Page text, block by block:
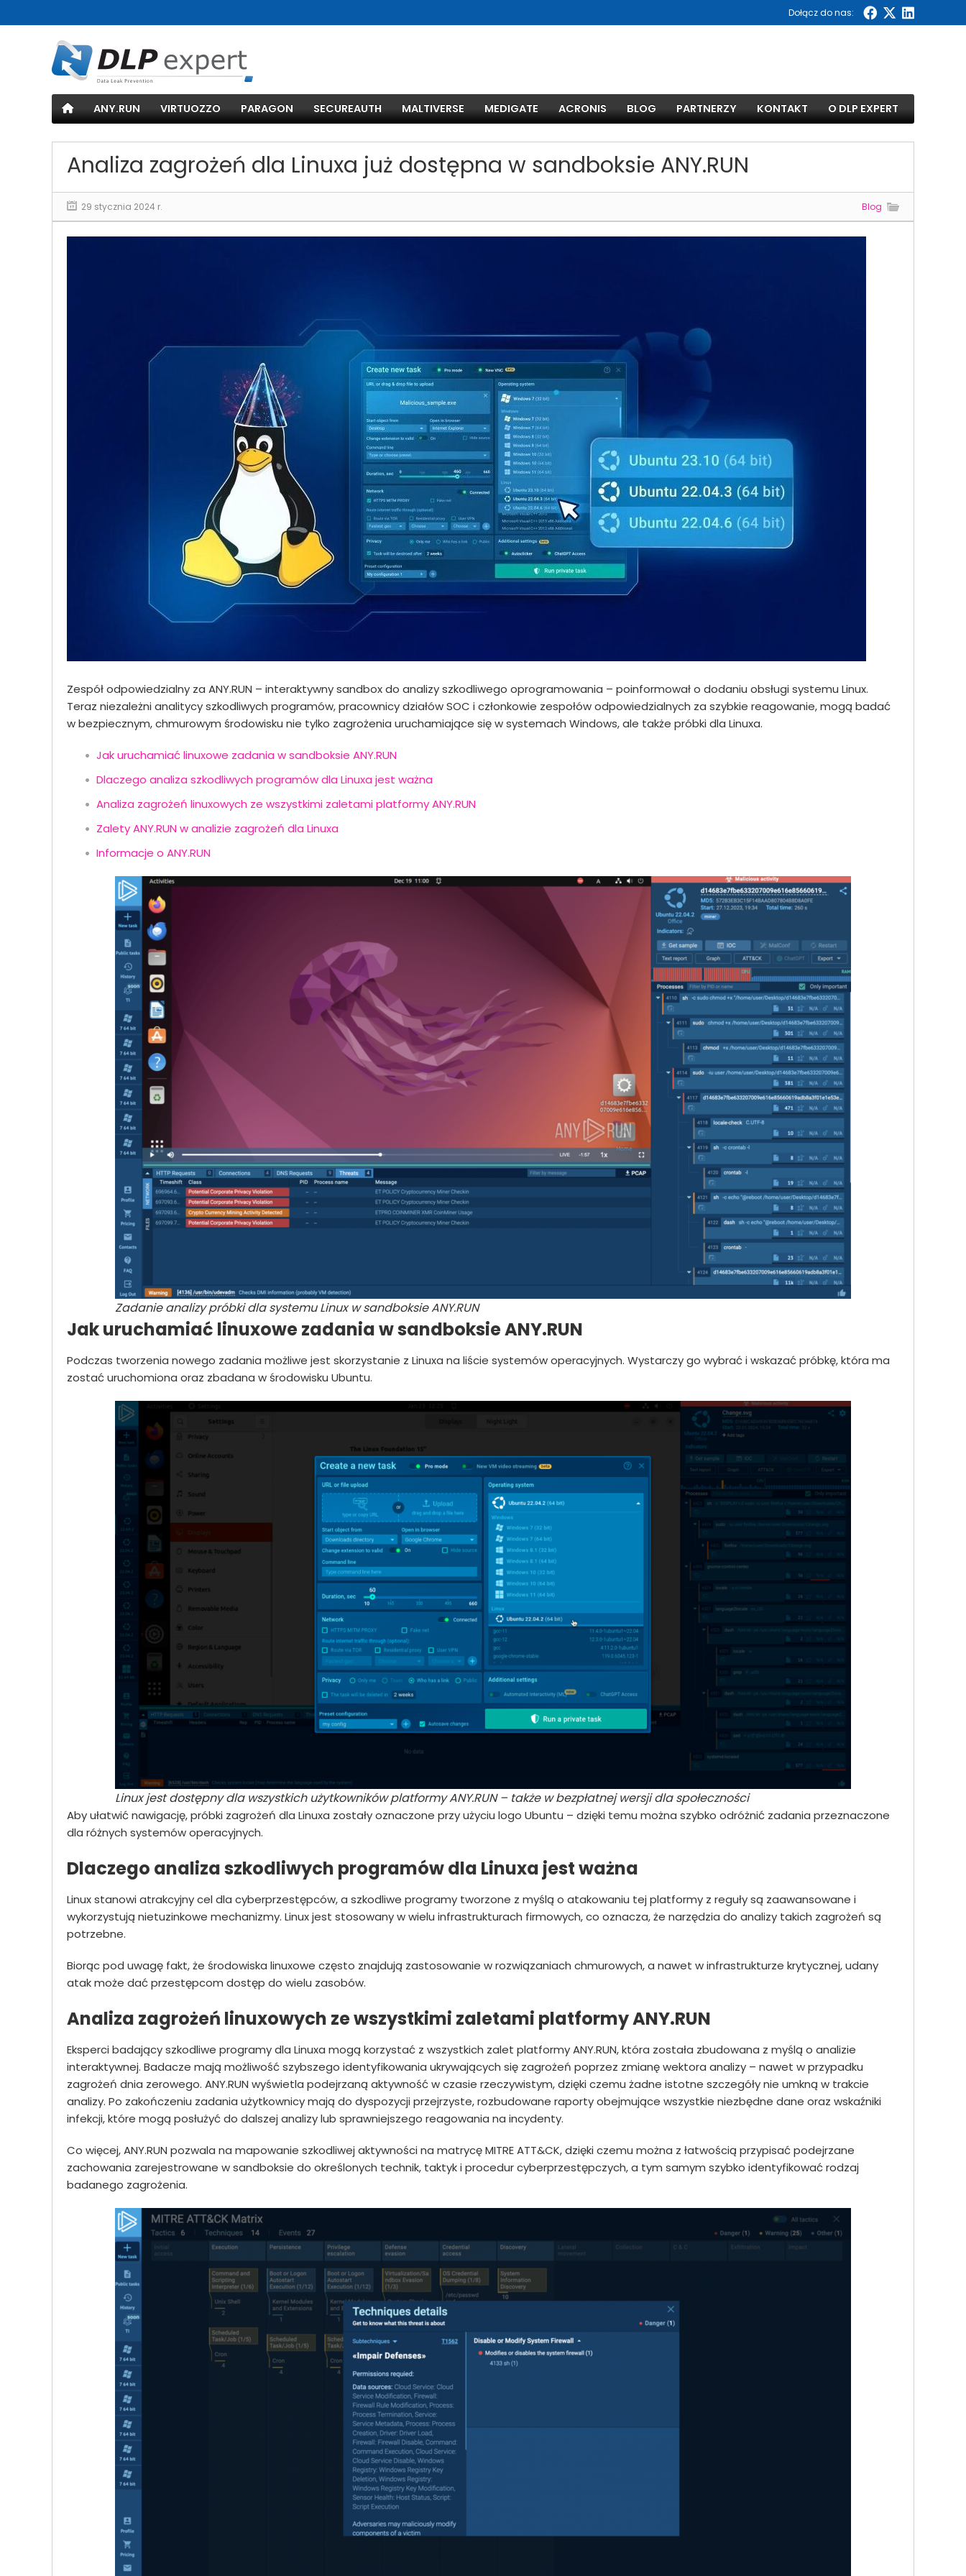
Dołącz do nas:
ANY.RUN VIRTUOZZO PARAGON SECUREAUTH MALTIVERSE MEDIGATE ACRONIS BLOG PARTNERZY KONTAKT O DLP EXPERT
Analiza zagrożeń dla Linuxa już dostępna w sandboksie ANY.RUN
29 stycznia 2024 r. Blog
Zespół odpowiedzialny za ANY.RUN – interaktywny sandbox do analizy szkodliwego oprogramowania – poinformował o dodaniu obsługi systemu Linux.
Teraz niezależni analitycy szkodliwych programów, pracownicy działów SOC i członkowie zespołów odpowiedzialnych za szybkie reagowanie, mogą badać
w bezpiecznym, chmurowym środowisku nie tylko zagrożenia uruchamiające się w systemach Windows, ale także próbki dla Linuxa.
Jak uruchamiać linuxowe zadania w sandboksie ANY.RUN
Dlaczego analiza szkodliwych programów dla Linuxa jest ważna
Analiza zagrożeń linuxowych ze wszystkimi zaletami platformy ANY.RUN
Zalety ANY.RUN w analizie zagrożeń dla Linuxa
Informacje o ANY.RUN
Zadanie analizy próbki dla systemu Linux w sandboksie ANY.RUN
Jak uruchamiać linuxowe zadania w sandboksie ANY.RUN
Podczas tworzenia nowego zadania możliwe jest skorzystanie z Linuxa na liście systemów operacyjnych. Wystarczy go wybrać i wskazać próbkę, która ma
zostać uruchomiona oraz zbadana w środowisku Ubuntu.
Linux jest dostępny dla wszystkich użytkowników platformy ANY.RUN – także w bezpłatnej wersji dla społeczności
Aby ułatwić nawigację, próbki zagrożeń dla Linuxa zostały oznaczone przy użyciu logo Ubuntu – dzięki temu można szybko odróżnić zadania przeznaczone
dla różnych systemów operacyjnych.
Dlaczego analiza szkodliwych programów dla Linuxa jest ważna
Linux stanowi atrakcyjny cel dla cyberprzestępców, a szkodliwe programy tworzone z myślą o atakowaniu tej platformy z reguły są zaawansowane i
wykorzystują nietuzinkowe mechanizmy. Linux jest stosowany w wielu infrastrukturach firmowych, co oznacza, że narzędzia do analizy takich zagrożeń są
potrzebne.
Biorąc pod uwagę fakt, że środowiska linuxowe często znajdują zastosowanie w rozwiązaniach chmurowych, a nawet w infrastrukturze krytycznej, udany
atak może dać przestępcom dostęp do wielu zasobów.
Analiza zagrożeń linuxowych ze wszystkimi zaletami platformy ANY.RUN
Eksperci badający szkodliwe programy dla Linuxa mogą korzystać z wszystkich zalet platformy ANY.RUN, która została zbudowana z myślą o analizie
interaktywnej. Badacze mają możliwość szybszego identyfikowania ukrywających się zagrożeń poprzez zmianę wektora analizy – nawet w przypadku
zagrożeń dnia zerowego. ANY.RUN wyświetla podejrzaną aktywność w czasie rzeczywistym, dzięki czemu żadne istotne szczegóły nie umkną w trakcie
analizy. Po zakończeniu zadania użytkownicy mają do dyspozycji przejrzyste, rozbudowane raporty obejmujące wszystkie niezbędne dane oraz wskaźniki
infekcji, które mogą posłużyć do dalszej analizy lub sprawniejszego reagowania na incydenty.
Co więcej, ANY.RUN pozwala na mapowanie szkodliwej aktywności na matrycę MITRE ATT&CK, dzięki czemu można z łatwością przypisać podejrzane
zachowania zarejestrowane w sandboksie do określonych technik, taktyk i procedur cyberprzestępczych, a tym samym szybko identyfikować rodzaj
badanego zagrożenia.